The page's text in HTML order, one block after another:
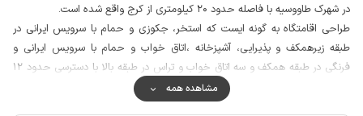
در شهرک طاووسیه با فاصله حدود 20 کیلومتری از کرج واقع شده است.
طراحی اقامتگاه به گونه ایست که استخر، جکوزی و حمام با سرویس ایرانی در
طبقه زیرهمکف و پذیرایی، آشپزخانه ،اتاق خواب و حمام با سرویس ایرانی و
فرنگی در طبقه همکف و سه اتاق خواب و تراس در طبقه بالا با دسترسی حدود 12
اطراف حیاط اقامتگاه با دیوار محصور و مجهز به دوربین مداربسته است و سرایدار
مشاهده همه